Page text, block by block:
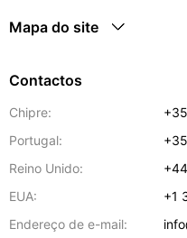
Mapa do site
Contactos
Chipre:
Portugal:
Reino Unido:
EUA:
+1
Endereço de e-mail: